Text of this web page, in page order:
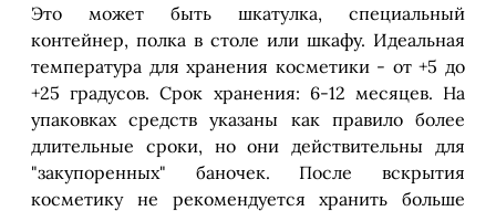
Это может быть шкатулка, специальный
контейнер, полка в столе или шкафу. Идеальная
температура для хранения косметики - от +5 до
+25 градусов. Срок хранения: 6-12 месяцев. На
упаковках средств указаны как правило более
длительные сроки, но они действительны для
"закупоренных" баночек. После вскрытия
косметику не рекомендуется хранить больше